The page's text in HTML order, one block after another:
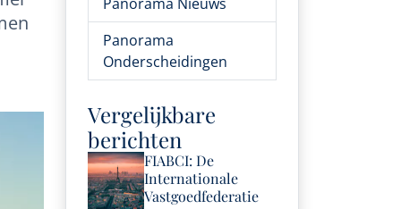
Panorama
Onderscheidingen
Vergelijkbare
berichten
FIABCI: De
Internationale
Vastgoedfederatie